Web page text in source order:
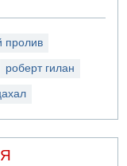
пролив
роберт гилан